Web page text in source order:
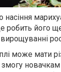
насіння
робить його
може мати